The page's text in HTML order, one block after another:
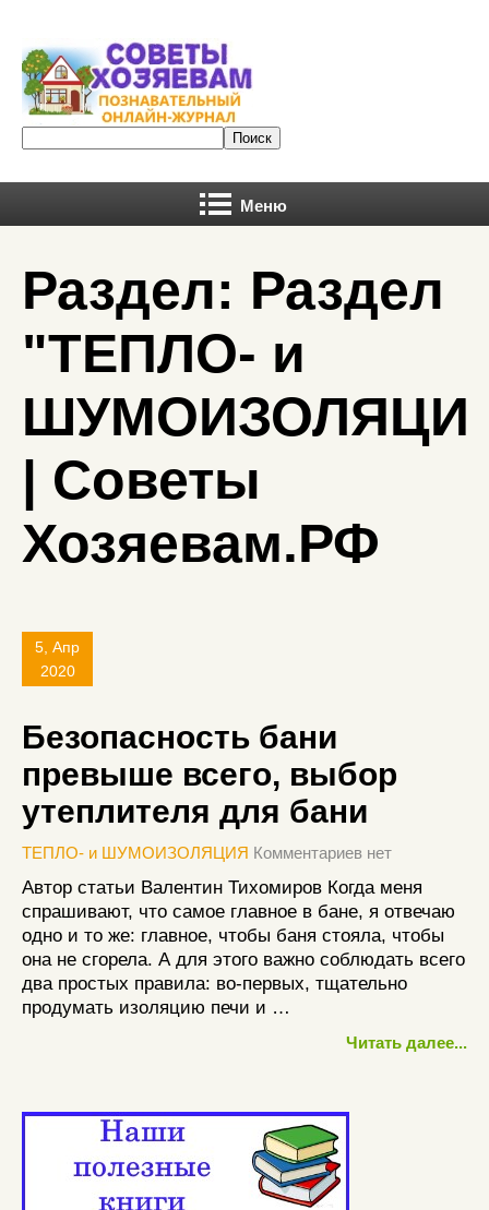
Меню
Раздел: Раздел
"ТЕПЛО- и
| Советы
Хозяевам.РФ
5, Апр
2020
Безопасность бани
превыше всего, выбор
утеплителя для бани
ТЕПЛО- и ШУМОИЗОЛЯЦИЯ Комментариев нет
Автор статьи Валентин Тихомиров Когда меня
спрашивают, что самое главное в бане, я отвечаю
одно и то же: главное, чтобы баня стояла, чтобы
она не сгорела. А для этого важно соблюдать всего
два простых правила: во-первых, тщательно
продумать изоляцию печи и …
Читать далее...